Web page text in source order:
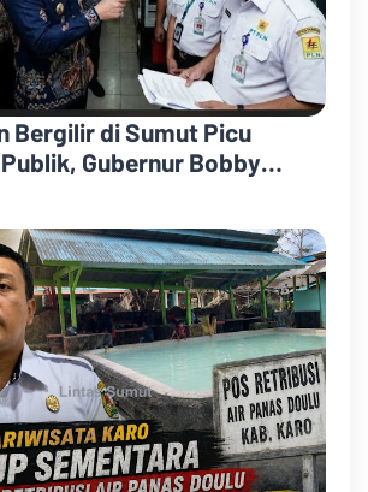
Bergilir di Sumut Picu
Gubernur Bobby
PLN Perbaiki Komunikasi
Pelanggan